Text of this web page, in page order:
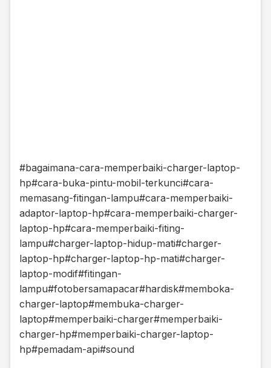
#bagaimana-cara-memperbaiki-charger-laptop-
hp#cara-buka-pintu-mobil-terkunci#cara-
memasang-fitingan-lampu#cara-memperbaiki-
adaptor-laptop-hp#cara-memperbaiki-charger-
laptop-hp#cara-memperbaiki-fiting-
lampu#charger-laptop-hidup-mati#charger-
laptop-hp#charger-laptop-hp-mati#charger-
laptop-modif#fitingan-
lampu#fotobersamapacar#hardisk#memboka-
charger-laptop#membuka-charger-
laptop#memperbaiki-charger#memperbaiki-
charger-hp#memperbaiki-charger-laptop-
hp#pemadam-api#sound